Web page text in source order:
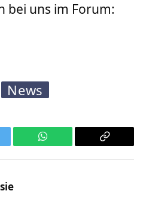
bei uns im Forum:
News
WhatsApp
Copy